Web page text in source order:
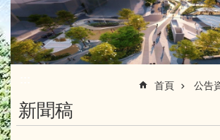
首頁 公告
新聞稿